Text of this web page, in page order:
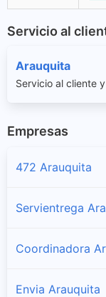
Servicio al
Arauquita
Servicio al cliente
Empresas
472 Arauquita
Servientrega
Coordinadora
Envia Arauquita